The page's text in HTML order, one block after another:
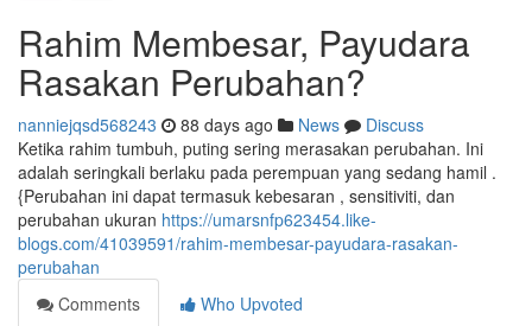
Rahim Membesar, Payudara
Rasakan Perubahan?
nanniejqsd568243 88 days ago News
Discuss
Ketika rahim tumbuh, puting sering merasakan perubahan. Ini
adalah seringkali berlaku pada perempuan yang sedang hamil .
{Perubahan ini dapat termasuk kebesaran , sensitiviti, dan
perubahan ukuran https://umarsnfp623454.like-
blogs.com/41039591/rahim-membesar-payudara-rasakan-
perubahan
Comments
Who Upvoted